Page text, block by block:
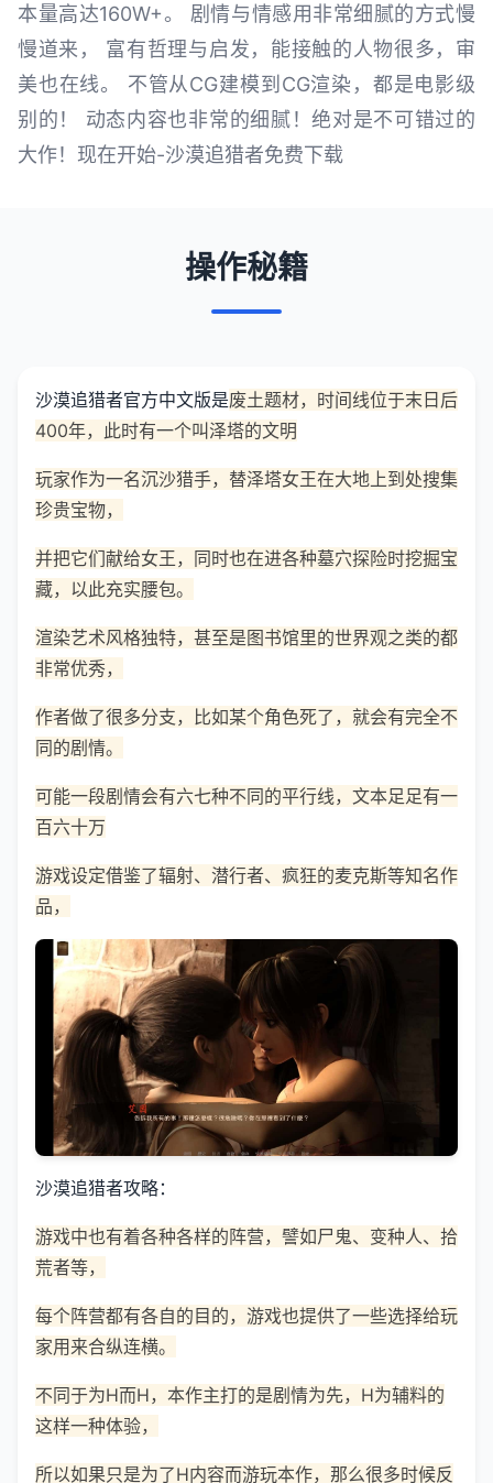
本量高达160W+。 剧情与情感用非常细腻的方式慢
慢道来， 富有哲理与启发，能接触的人物很多，审
美也在线。 不管从CG建模到CG渲染，都是电影级
别的！ 动态内容也非常的细腻！绝对是不可错过的
大作！现在开始-沙漠追猎者免费下载
操作秘籍
沙漠追猎者官方中文版是废土题材，时间线位于末日后
400年，此时有一个叫泽塔的文明
玩家作为一名沉沙猎手，替泽塔女王在大地上到处搜集
珍贵宝物，
并把它们献给女王，同时也在进各种墓穴探险时挖掘宝
藏，以此充实腰包。
渲染艺术风格独特，甚至是图书馆里的世界观之类的都
非常优秀，
作者做了很多分支，比如某个角色死了，就会有完全不
同的剧情。
可能一段剧情会有六七种不同的平行线，文本足足有一
百六十万
游戏设定借鉴了辐射、潜行者、疯狂的麦克斯等知名作
品，
沙漠追猎者攻略：
游戏中也有着各种各样的阵营，譬如尸鬼、变种人、拾
荒者等，
每个阵营都有各自的目的，游戏也提供了一些选择给玩
家用来合纵连横。
不同于为H而H，本作主打的是剧情为先，H为辅料的
这样一种体验，
所以如果只是为了H内容而游玩本作，那么很多时候反